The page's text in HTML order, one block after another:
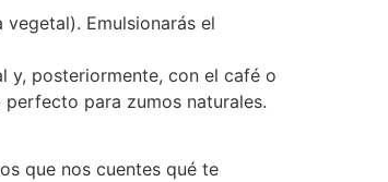
Emulsionarás el
y, posteriormente, con el café o
perfecto para zumos naturales.
que nos cuentes qué te